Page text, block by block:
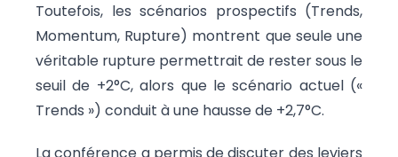
Toutefois, les scénarios prospectifs (Trends,
Momentum, Rupture) montrent que seule une
véritable rupture permettrait de rester sous le
seuil de +2°C, alors que le scénario actuel («
Trends ») conduit à une hausse de +2,7°C.